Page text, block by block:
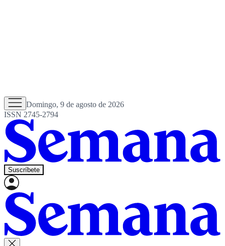
Domingo, 9 de agosto de 2026
ISSN 2745-2794
Suscríbete